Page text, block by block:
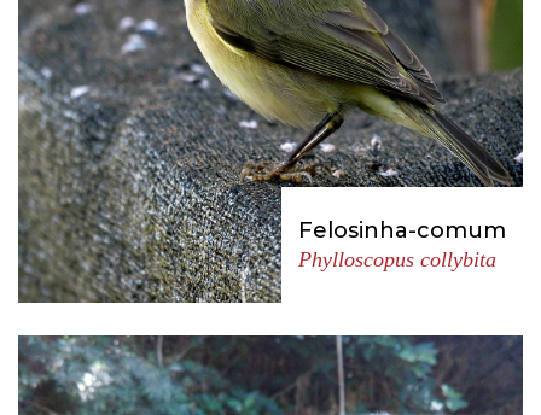
Felosinha-comum
Phylloscopus collybita